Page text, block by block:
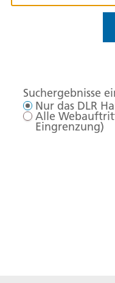
Suchergebnisse
Nur das DLR
Alle
Eingrenzung)